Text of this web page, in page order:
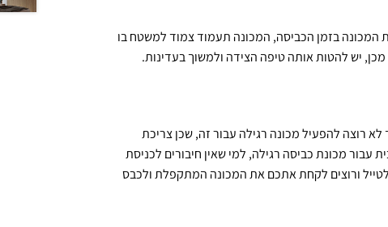
את יציבות המכונה בזמן הכביסה, המכונה תעמוד צמוד למשטח בו
יש להטות אותה טיפה הצידה ולמשוך בעדינות.
רוצה להפעיל מכונה רגילה עבור זה, שכן צריכת
מכונת כביסה רגילה, למי שאין חיבורים לכניסת
ורוצים לקחת אתכם את המכונה המתקפלת ולכבס